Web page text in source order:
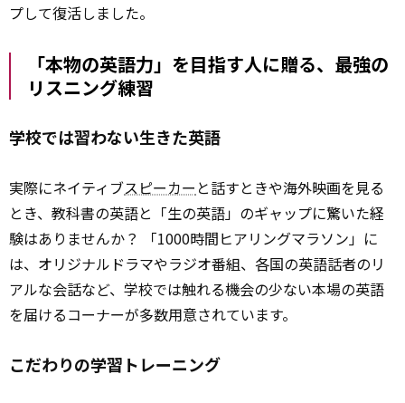
プして復活しました。
「本物の英語力」を目指す人に贈る、最強の
リスニング練習
学校では習わない生きた英語
実際にネイティブスピーカー と話すときや海外映画を見る
とき、教科書の英語と「生の英語」のギャップに驚いた経
験はありませんか？ 「1000時間ヒアリングマラソン」に
は、オリジナルドラマやラジオ番組、各国の英語話者のリ
アルな会話など、学校では触れる機会の少ない本場の英語
を届けるコーナーが多数用意されています。
こだわりの学習トレーニング